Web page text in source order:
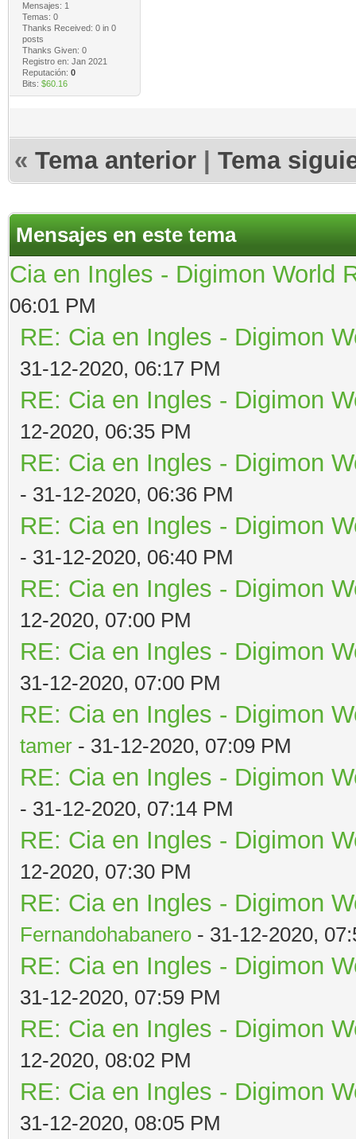
Mensajes: 1
Temas: 0
Thanks Received: 0in 0
posts
Thanks Given: 0
Registro en: Jan 2021
Reputación: 0
Bits: $60.16
« Tema anterior Tema
Mensajes en este tema
Cia en Ingles - Digimon World
06:01 PM
RE: Cia en Ingles - Digimon
31-12-2020, 06:17 PM
RE: Cia en Ingles - Digimon
12-2020, 06:35 PM
RE: Cia en Ingles - Digimon
- 31-12-2020, 06:36 PM
RE: Cia en Ingles - Digimon
- 31-12-2020, 06:40 PM
RE: Cia en Ingles - Digimon
12-2020, 07:00 PM
RE: Cia en Ingles - Digimon
31-12-2020, 07:00 PM
RE: Cia en Ingles - Digimon
tamer - 31-12-2020, 07:09 PM
RE: Cia en Ingles - Digimon
- 31-12-2020, 07:14 PM
RE: Cia en Ingles - Digimon
12-2020, 07:30 PM
RE: Cia en Ingles - Digimon
Fernandohabanero - 31-12-2020,
RE: Cia en Ingles - Digimon
31-12-2020, 07:59 PM
RE: Cia en Ingles - Digimon
12-2020, 08:02 PM
RE: Cia en Ingles - Digimon
31-12-2020, 08:05 PM